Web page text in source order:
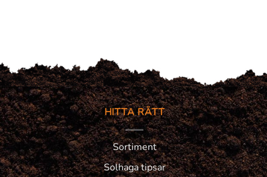
HITTA RÄTT
Sortiment
Solhaga tipsar